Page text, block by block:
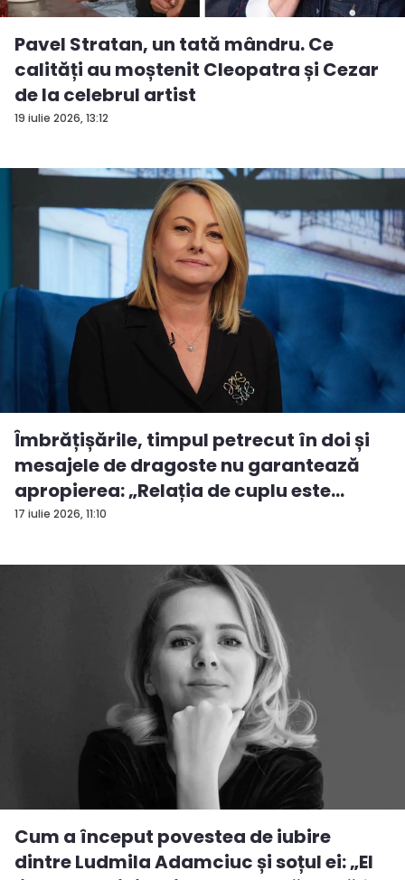
19 iulie 2026, 13:12
Pavel Stratan, un tată mândru. Ce
calități au moștenit Cleopatra și Cezar
de la celebrul artist
17 iulie 2026, 11:10
Îmbrățișările, timpul petrecut în doi și
mesajele de dragoste nu garantează
apropierea: „Relația de cuplu este
desp...
Cum a început povestea de iubire
dintre Ludmila Adamciuc și soțul ei: „El